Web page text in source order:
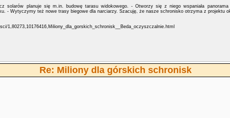
solarów planuje się m.in. budowę tarasu widokowego. - Otworzy się z niego wspaniała
- Wytyczymy też nowe trasy biegowe dla narciarzy. Szacuję, że nasze schronisko otrzyma z projektu
1,80273,10176416,Miliony_dla_gorskich_schronisk__Beda_oczyszczalnie.html
Re: Miliony dla górskich schronisk